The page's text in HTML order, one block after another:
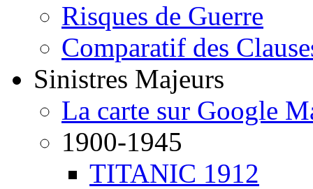
Risques de Guerre
Comparatif des
Sinistres Majeurs
La carte sur Google
1900-1945
TITANIC 1912